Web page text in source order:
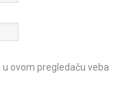
ovom pregledaču veba